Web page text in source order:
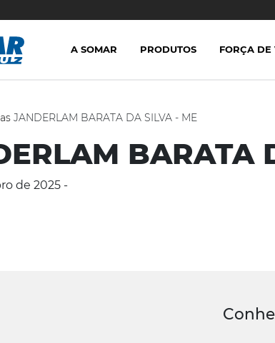
JANDERLAM BARATA DA SILVA - ME
BARATA
de 2025 -
A SOMAR PRODUTOS FORÇA DE